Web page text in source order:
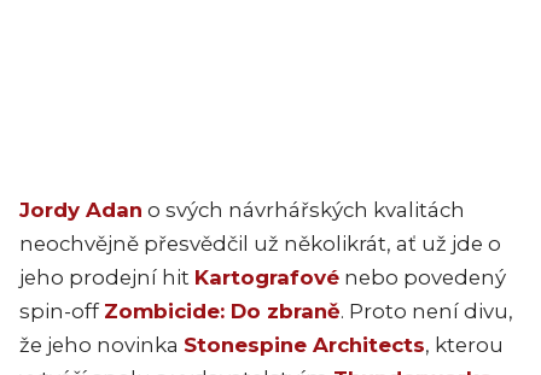
Jordy Adan o svých návrhářských kvalitách
neochvějně přesvědčil už několikrát, ať už jde o
jeho prodejní hit Kartografové nebo povedený
spin-off Zombicide: Do zbraně. Proto není divu,
že jeho novinka Stonespine Architects, kterou